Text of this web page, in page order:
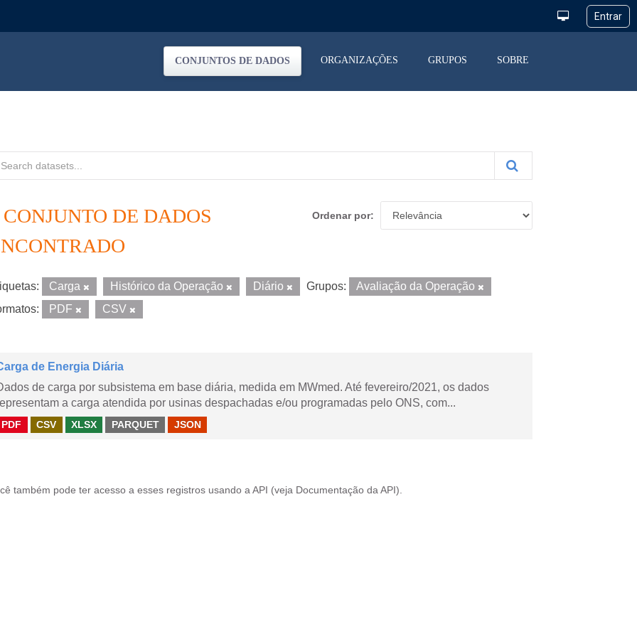
CONJUNTOS DE DADOS ORGANIZAÇÕES GRUPOS SOBRE
Ordenar por
CONJUNTO DE DADOS
Carga Histórico da Operação Diário Grupos:
Avaliação da Operação
PDF CSV
de Energia Diária
de carga por subsistema em base diária, medida em MWmed. Até fevereiro/2021, os dados
a carga atendida por usinas despachadas e/ou programadas pelo ONS, com...
PDF CSV XLSX PARQUET JSON
também pode ter acesso a esses registros usando a API (veja Documentação da API ).